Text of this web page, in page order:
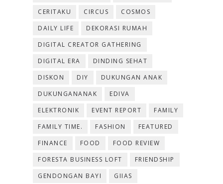
CERITAKU
CIRCUS
COSMOS
DAILY LIFE
DEKORASI RUMAH
DIGITAL CREATOR GATHERING
DIGITAL ERA
DINDING SEHAT
DISKON
DIY
DUKUNGAN ANAK
DUKUNGANANAK
EDIVA
ELEKTRONIK
EVENT REPORT
FAMILY
FAMILY TIME.
FASHION
FEATURED
FINANCE
FOOD
FOOD REVIEW
FORESTA BUSINESS LOFT
FRIENDSHIP
GENDONGAN BAYI
GIIAS